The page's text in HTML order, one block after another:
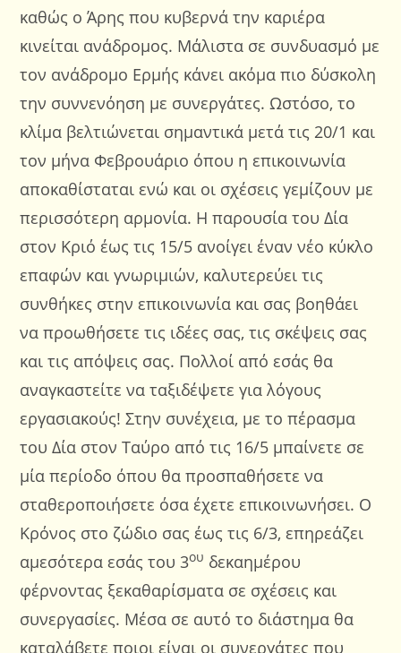
καθώς ο Άρης που κυβερνά την καριέρα
κινείται ανάδρομος. Μάλιστα σε συνδυασμό με
τον ανάδρομο Ερμής κάνει ακόμα πιο δύσκολη
την συννενόηση με συνεργάτες. Ωστόσο, το
κλίμα βελτιώνεται σημαντικά μετά τις 20/1 και
τον μήνα Φεβρουάριο όπου η επικοινωνία
αποκαθίσταται ενώ και οι σχέσεις γεμίζουν με
περισσότερη αρμονία. Η παρουσία του Δία
στον Κριό έως τις 15/5 ανοίγει έναν νέο κύκλο
επαφών και γνωριμιών, καλυτερεύει τις
συνθήκες στην επικοινωνία και σας βοηθάει
να προωθήσετε τις ιδέες σας, τις σκέψεις σας
και τις απόψεις σας. Πολλοί από εσάς θα
αναγκαστείτε να ταξιδέψετε για λόγους
εργασιακούς! Στην συνέχεια, με το πέρασμα
του Δία στον Ταύρο από τις 16/5 μπαίνετε σε
μία περίοδο όπου θα προσπαθήσετε να
σταθεροποιήσετε όσα έχετε επικοινωνήσει. Ο
Κρόνος στο ζώδιο σας έως τις 6/3, επηρεάζει
αμεσότερα εσάς του 3ου δεκαημέρου
φέρνοντας ξεκαθαρίσματα σε σχέσεις και
συνεργασίες. Μέσα σε αυτό το διάστημα θα
καταλάβετε ποιοι είναι οι συνεργάτες που